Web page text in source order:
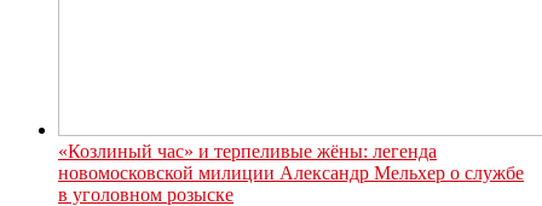
«Козлиный час» и терпеливые жёны: легенда
новомосковской милиции Александр Мельхер о службе
в уголовном розыске